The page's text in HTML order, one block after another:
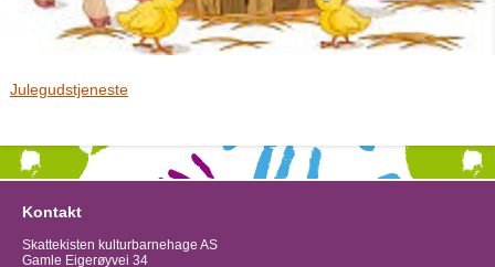
Julegudstjeneste
Kontakt
Skattekisten kulturbarnehage AS
Gamle Eigerøyvei 34